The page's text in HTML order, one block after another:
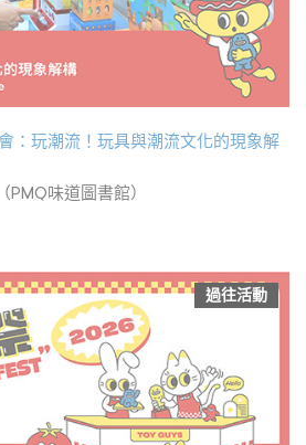
：玩潮流！玩具與潮流文化的現象解
味道圖書館）
過往活動